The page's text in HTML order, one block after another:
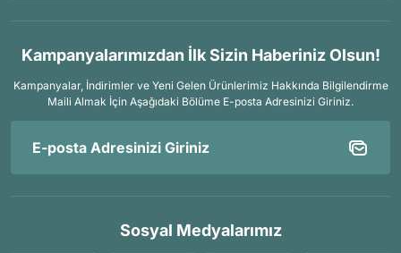
Kampanyalarımızdan İlk Sizin Haberiniz Olsun!
Kampanyalar, İndirimler ve Yeni Gelen Ürünlerimiz Hakkında Bilgilendirme
Maili Almak İçin Aşağıdaki Bölüme E-posta Adresinizi Giriniz.
Sosyal Medyalarımız